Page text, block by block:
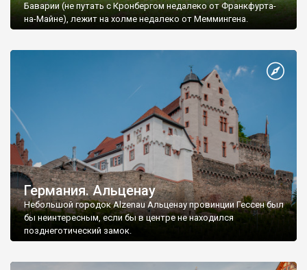
Баварии (не путать с Кронбергом недалеко от Франкфурта-
на-Майне), лежит на холме недалеко от Меммингена.
Германия. Альценау
Небольшой городок Alzenau Альценау провинции Гессен был
бы неинтересным, если бы в центре не находился
позднеготический замок.